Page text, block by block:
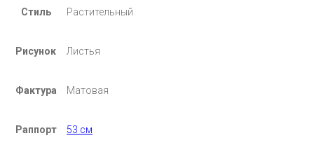
Стиль Растительный
Рисунок Листья
Фактура Матовая
Раппорт 53 см